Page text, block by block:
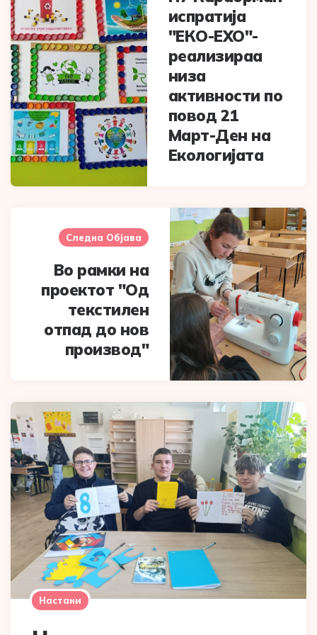
испратија
"ЕКО-ЕХО"-
реализираа
низа
активности по
повод 21
Март-Ден на
Екологијата
Следна Објава
Во рамки на
проектот "Од
текстилен
отпад до нов
производ"
Настани